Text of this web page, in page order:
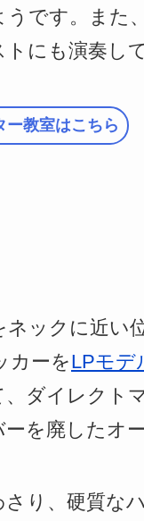
です。また
にも演奏し
ー教室はこちら
ックに近い
カーをLPモデ
ダイレクト
を廃したオ
り、硬質な